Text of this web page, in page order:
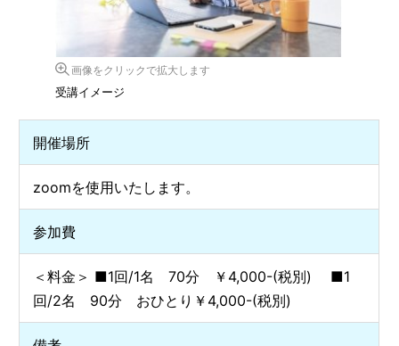
画像をクリックで拡大します
受講イメージ
開催場所
zoomを使用いたします。
参加費
＜料金＞ ■1回/1名 70分 ￥4,000-(税別) ■1
回/2名 90分 おひとり￥4,000-(税別)